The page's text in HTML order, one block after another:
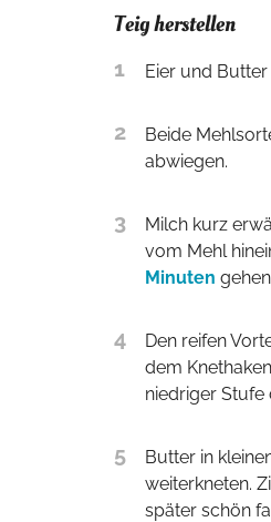
Teig herstellen
1 Eier und
2
Beide Mehlsorten in eine mittelgroße Schüssel abwiegen und vermischen. Zucker in eine kleine Schüssel
abwiegen.
3
Milch kurz erwärmen (z.B. 20 Sekunden in der Mikrowelle) sodass sie lauwarm ist. 1 EL des Zuckers und 2 EL
vom Mehl
Minuten
4
Den reifen Vorteig in eine große Rührschüssel gießen. Zucker, Salz und einen Großteil des Mehls hinzugeben. Mit
dem
niedriger Stufe
5 Butter in
weiterkneten.
später schön